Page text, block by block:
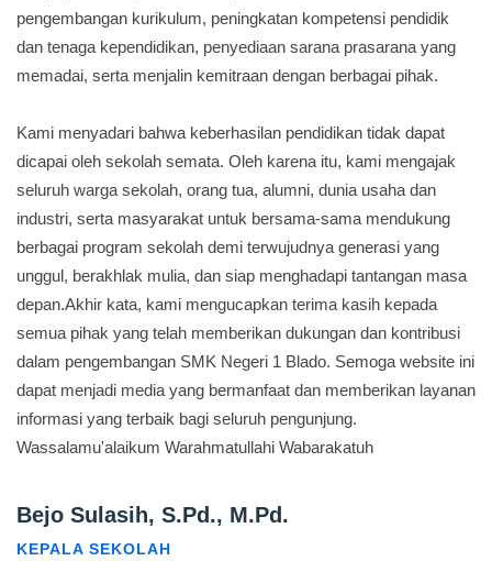
pengembangan kurikulum, peningkatan kompetensi pendidik
dan tenaga kependidikan, penyediaan sarana prasarana yang
memadai, serta menjalin kemitraan dengan berbagai pihak.
Kami menyadari bahwa keberhasilan pendidikan tidak dapat
dicapai oleh sekolah semata. Oleh karena itu, kami mengajak
seluruh warga sekolah, orang tua, alumni, dunia usaha dan
industri, serta masyarakat untuk bersama-sama mendukung
berbagai program sekolah demi terwujudnya generasi yang
unggul, berakhlak mulia, dan siap menghadapi tantangan masa
depan.Akhir kata, kami mengucapkan terima kasih kepada
semua pihak yang telah memberikan dukungan dan kontribusi
dalam pengembangan SMK Negeri 1 Blado. Semoga website ini
dapat menjadi media yang bermanfaat dan memberikan layanan
informasi yang terbaik bagi seluruh pengunjung.
Wassalamu'alaikum Warahmatullahi Wabarakatuh
Bejo Sulasih, S.Pd., M.Pd.
KEPALA SEKOLAH